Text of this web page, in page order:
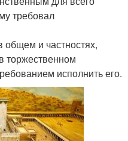
требовал
и частностях,
торжественном
исполнить его.